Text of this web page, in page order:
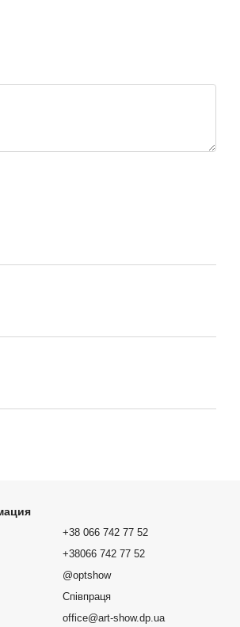
+38 066 742 77 52
+38066 742 77 52
@optshow
Співпраця
office@art-show.dp.ua